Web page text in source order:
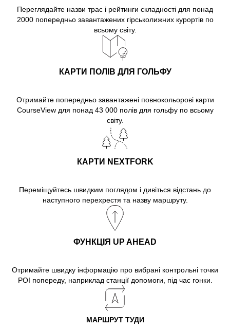
Переглядайте назви трас і рейтинги складності для понад
2000 попередньо завантажених гірськолижних курортів по
всьому світу.
КАРТИ ПОЛІВ ДЛЯ ГОЛЬФУ
Отримайте попередньо завантажені повнокольорові карти
CourseView для понад 43 000 полів для гольфу по всьому
світу.
КАРТИ NEXTFORK
Переміщуйтесь швидким поглядом і дивіться відстань до
наступного перехрестя та назву маршруту.
ФУНКЦІЯ UP AHEAD
Отримайте швидку інформацію про вибрані контрольні точки
POI попереду, наприклад станції допомоги, під час гонки.
МАРШРУТ ТУДИ